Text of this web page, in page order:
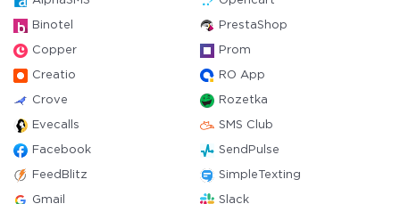
Binotel PrestaShop
Copper Prom
Creatio RO App
Crove Rozetka
Evecalls SMS Club
Facebook SendPulse
FeedBlitz SimpleTexting
Gmail Slack